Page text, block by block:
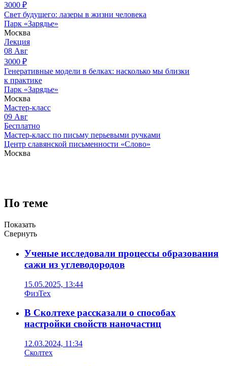
3000 ₽
Свет будущего: лазеры в жизни человека
Парк «Зарядье»
Москва
Лекция
08 Авг
3000 ₽
Генеративные модели в белках: насколько мы близки
к практике
Парк «Зарядье»
Москва
Мастер-класс
09 Авг
Бесплатно
Мастер-класс по письму перьевыми ручками
Центр славянской письменности «Слово»
Москва
По теме
Показать
Свернуть
Ученые исследовали процессы образования
сажи из углеводородов
15.05.2025, 13:44
ФизТех
В Сколтехе рассказали о способах
настройки свойств наночастиц
12.03.2024, 11:34
Сколтех